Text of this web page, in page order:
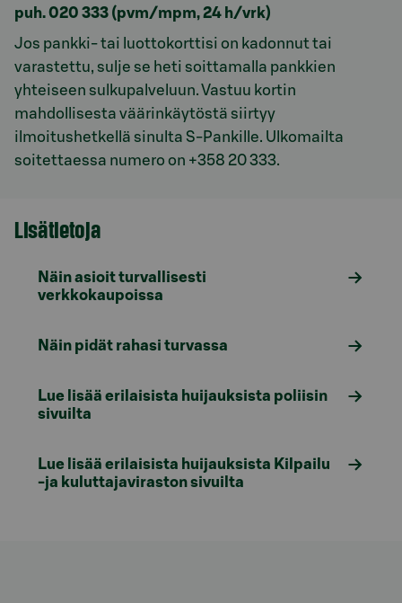
puh. 020 333 (pvm/mpm, 24 h/vrk)
Jos pankki- tai luottokorttisi on kadonnut tai
varastettu, sulje se heti soittamalla pankkien
yhteiseen sulkupalveluun. Vastuu kortin
mahdollisesta väärinkäytöstä siirtyy
ilmoitushetkellä sinulta S-Pankille. Ulkomailta
soitettaessa numero on +358 20 333.
Lisätietoja
Näin asioit turvallisesti
verkkokaupoissa
Näin pidät rahasi turvassa
Lue lisää erilaisista huijauksista poliisin
sivuilta
Lue lisää erilaisista huijauksista Kilpailu
-ja kuluttajaviraston sivuilta